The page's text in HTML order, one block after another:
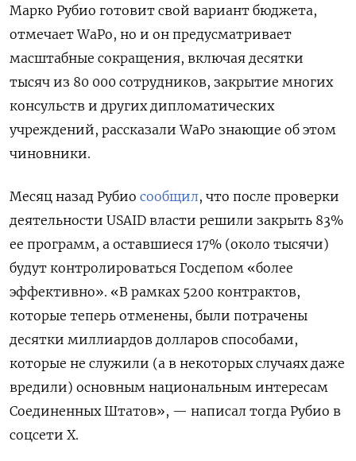
Марко Рубио готовит свой вариант бюджета,
отмечает WaPo, но и он предусматривает
масштабные сокращения, включая десятки
тысяч из 80 000 сотрудников, закрытие многих
консульств и других дипломатических
учреждений, рассказали WaPo знающие об этом
чиновники.
Месяц назад Рубио сообщил, что после проверки
деятельности USAID власти решили закрыть 83%
ее программ, а оставшиеся 17% (около тысячи)
будут контролироваться Госдепом «более
эффективно». «В рамках 5200 контрактов,
которые теперь отменены, были потрачены
десятки миллиардов долларов способами,
которые не служили (а в некоторых случаях даже
вредили) основным национальным интересам
Соединенных Штатов», — написал тогда Рубио в
соцсети Х.